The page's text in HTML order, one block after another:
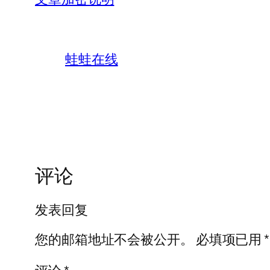
蛙蛙在线
评论
发表回复
您的邮箱地址不会被公开。
必填项已用*